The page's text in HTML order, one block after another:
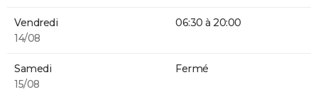
Vendredi
14/08
06:30 à 20:00
Samedi
15/08
Fermé